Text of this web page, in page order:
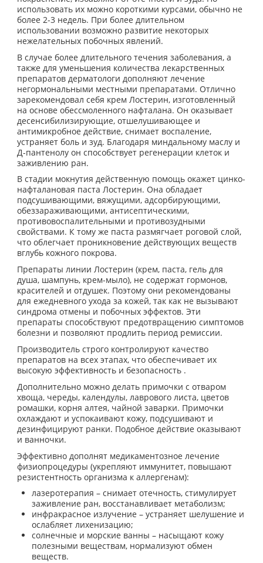
использовать их можно короткими курсами, обычно не
более 2-3 недель. При более длительном
использовании возможно развитие некоторых
нежелательных побочных явлений.
В случае более длительного течения заболевания, а
также для уменьшения количества лекарственных
препаратов дерматологи дополняют лечение
негормональными местными препаратами. Отлично
зарекомендовал себя крем Лостерин, изготовленный
на основе обессмоленного нафталана. Он оказывает
десенсибилизирующие, отшелушивающее и
антимикробное действие, снимает воспаление,
устраняет боль и зуд. Благодаря миндальному маслу и
Д-пантенолу он способствует регенерации клеток и
заживлению ран.
В стадии мокнутия действенную помощь окажет цинко-
нафталановая паста Лостерин. Она обладает
подсушивающими, вяжущими, адсорбирующими,
обеззараживающими, антисептическими,
противовоспалительными и противозудными
свойствами. К тому же паста размягчает роговой слой,
что облегчает проникновение действующих веществ
вглубь кожного покрова.
Препараты линии Лостерин (крем, паста, гель для
душа, шампунь, крем-мыло), не содержат гормонов,
красителей и отдушек. Поэтому они рекомендованы
для ежедневного ухода за кожей, так как не вызывают
синдрома отмены и побочных эффектов. Эти
препараты способствуют предотвращению симптомов
болезни и позволяют продлить период ремиссии.
Производитель строго контролируют качество
препаратов на всех этапах, что обеспечивает их
высокую эффективность и безопасность .
Дополнительно можно делать примочки с отваром
хвоща, череды, календулы, лаврового листа, цветов
ромашки, корня алтея, чайной заварки. Примочки
охлаждают и успокаивают кожу, подсушивают и
дезинфицируют ранки. Подобное действие оказывают
и ванночки.
Эффективно дополнят медикаментозное лечение
физиопроцедуры (укрепляют иммунитет, повышают
резистентность организма к аллергенам):
лазеротерапия – снимает отечность, стимулирует
заживление ран, восстанавливает метаболизм;
инфракрасное излучение – устраняет шелушение и
ослабляет лихенизацию;
солнечные и морские ванны – насыщают кожу
полезными веществам, нормализуют обмен
веществ.